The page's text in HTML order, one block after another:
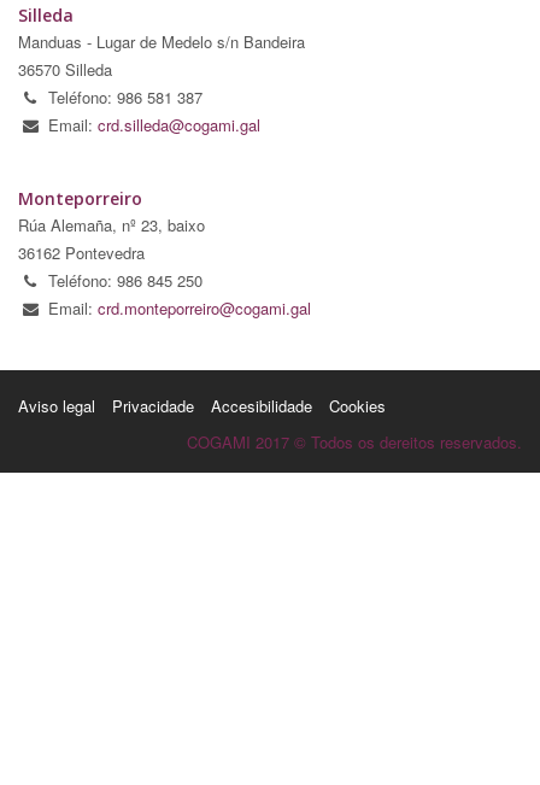
Silleda
Manduas - Lugar de Medelo s/n Bandeira
36570 Silleda
Teléfono: 986 581 387
Email: crd.silleda@cogami.gal
Monteporreiro
Rúa Alemaña, nº 23, baixo
36162 Pontevedra
Teléfono: 986 845 250
Email: crd.monteporreiro@cogami.gal
Aviso legal Privacidade Accesibilidade
Cookies
COGAMI 2017 © Todos os dereitos reservados.